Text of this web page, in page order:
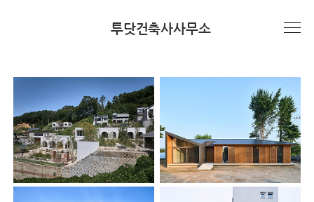
투닷건축사사무소